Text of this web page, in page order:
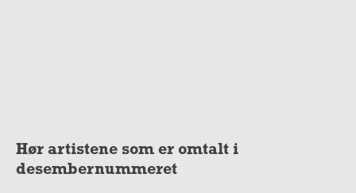
Hør artistene som er omtalt i
desembernummeret